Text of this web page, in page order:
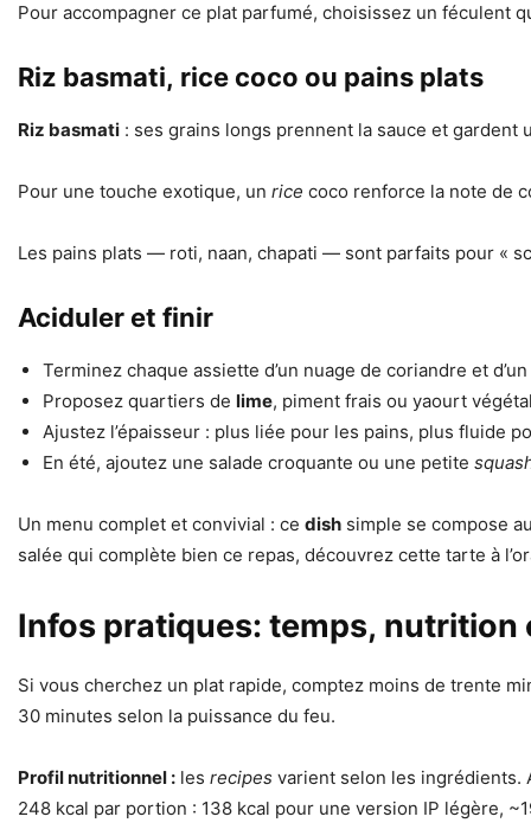
Pour accompagner ce plat parfumé, choisissez un féculent
Riz basmati, rice coco ou pains plats
Riz basmati : ses grains longs prennent la sauce et
Pour une touche exotique, un rice coco renforce la note de
Les pains plats — roti, naan, chapati — sont parfaits pour «
Aciduler et finir
Terminez chaque assiette d’un nuage de coriandre et
Proposez quartiers de lime, piment frais ou yaourt
Ajustez l’épaisseur : plus liée pour les pains, plus fluide
En été, ajoutez une salade croquante ou une petite
Un menu complet et convivial : ce dish simple se compose
salée qui complète bien ce repas, découvrez cette tarte à
Infos pratiques: temps, nutrition
Si vous cherchez un plat rapide, comptez moins de trente
30 minutes selon la puissance du feu.
Profil nutritionnel : les recipes varient selon les ingrédients.
248 kcal par portion : 138 kcal pour une version IP légère,